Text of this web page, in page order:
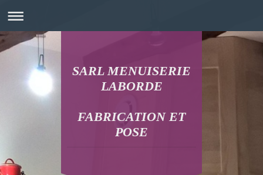
SARL MENUISERIE
LABORDE
FABRICATION ET
POSE